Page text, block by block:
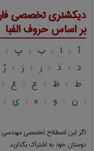
دیکشنری تخصصی
بر اساس حروف الفبا
آ | ا | ب | پ |
د | ذ | ر | ز | ژ
ط | ظ | ع | غ |
| ن | و | ه | ی |
اگر این اصطلاح تخصصیمهندسی
دوستان خود به اشتراک بگذارید